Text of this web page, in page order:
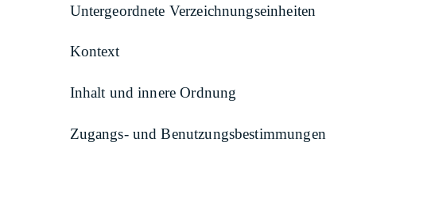
Untergeordnete Verzeichnungseinheiten
Kontext
Inhalt und innere Ordnung
Zugangs- und Benutzungsbestimmungen